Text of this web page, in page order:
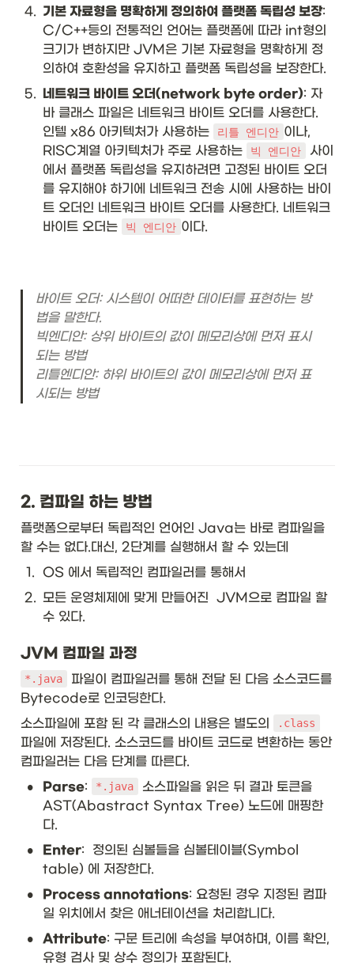
4. 기본 자료형을 명확하게 정의하여 플랫폼 독립성 보장:
C/C++등의 전통적인 언어는 플랫폼에 따라 int형의
크기가 변하지만 JVM은 기본 자료형을 명확하게 정
의하여 호환성을 유지하고 플랫폼 독립성을 보장한다.
5. 네트워크 바이트 오더(network byte order): 자
바 클래스 파일은 네트워크 바이트 오더를 사용한다.
인텔 x86 아키텍처가 사용하는
리틀 엔디안 이나,
RISC계열 아키텍처가 주로 사용하는
빅 엔디안
사이
에서 플랫폼 독립성을 유지하려면 고정된 바이트 오더
를 유지해야 하기에 네트워크 전송 시에 사용하는 바이
트 오더인 네트워크 바이트 오더를 사용한다. 네트워크
바이트 오더는
빅 엔디안 이다.
바이트 오더: 시스템이 어떠한 데이터를 표현하는 방
법을 말한다.
빅엔디안: 상위 바이트의 값이 메모리상에 먼저 표시
되는 방법
리틀엔디안: 하위 바이트의 값이 메모리상에 먼저 표
시되는 방법
2. 컴파일 하는 방법
플랫폼으로부터 독립적인 언어인 Java는 바로 컴파일을
할 수는 없다.대신, 2단계를 실행해서 할 수 있는데
1. OS 에서 독립적인 컴파일러를 통해서
2. 모든 운영체제에 맞게 만들어진  JVM으로 컴파일 할
수 있다.
JVM 컴파일 과정
*.java
파일이 컴파일러를 통해 전달 된 다음 소스코드를
Bytecode로 인코딩한다.
소스파일에 포함 된 각 클래스의 내용은 별도의
.class
파일에 저장된다. 소스코드를 바이트 코드로 변환하는 동안
컴파일러는 다음 단계를 따른다.
• Parse: *.java
소스파일을 읽은 뒤 결과 토큰을
AST(Abastract Syntax Tree) 노드에 매핑한
다.
• Enter:  정의된 심볼들을 심볼테이블(Symbol
table) 에 저장한다.
• Process annotations: 요청된 경우 지정된 컴파
일 위치에서 찾은 애너테이션을 처리합니다.
• Attribute: 구문 트리에 속성을 부여하며, 이름 확인,
유형 검사 및 상수 정의가 포함된다.